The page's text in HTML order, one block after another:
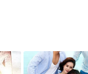
费观看，更多剧情